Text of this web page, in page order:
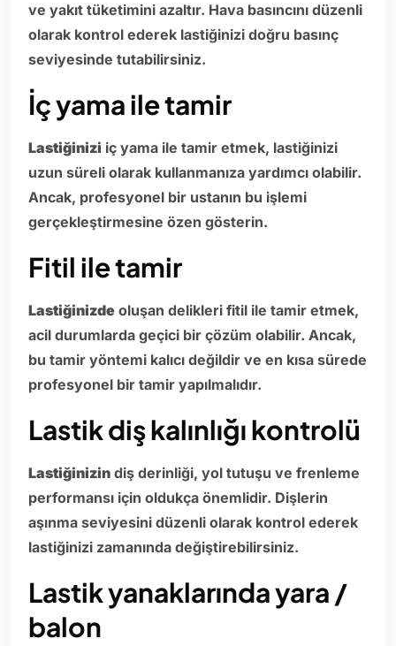
ve yakıt tüketimini azaltır. Hava basıncını düzenli
olarak kontrol ederek lastiğinizi doğru basınç
seviyesinde tutabilirsiniz.
İç yama ile tamir
Lastiğinizi iç yama ile tamir etmek, lastiğinizi
uzun süreli olarak kullanmanıza yardımcı olabilir.
Ancak, profesyonel bir ustanın bu işlemi
gerçekleştirmesine özen gösterin.
Fitil ile tamir
Lastiğinizde oluşan delikleri fitil ile tamir etmek,
acil durumlarda geçici bir çözüm olabilir. Ancak,
bu tamir yöntemi kalıcı değildir ve en kısa sürede
profesyonel bir tamir yapılmalıdır.
Lastik diş kalınlığı kontrolü
Lastiğinizin diş derinliği, yol tutuşu ve frenleme
performansı için oldukça önemlidir. Dişlerin
aşınma seviyesini düzenli olarak kontrol ederek
lastiğinizi zamanında değiştirebilirsiniz.
Lastik yanaklarında yara /
balon